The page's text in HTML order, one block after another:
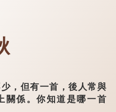
但有一首，後人常與
關係。你知道是哪一首